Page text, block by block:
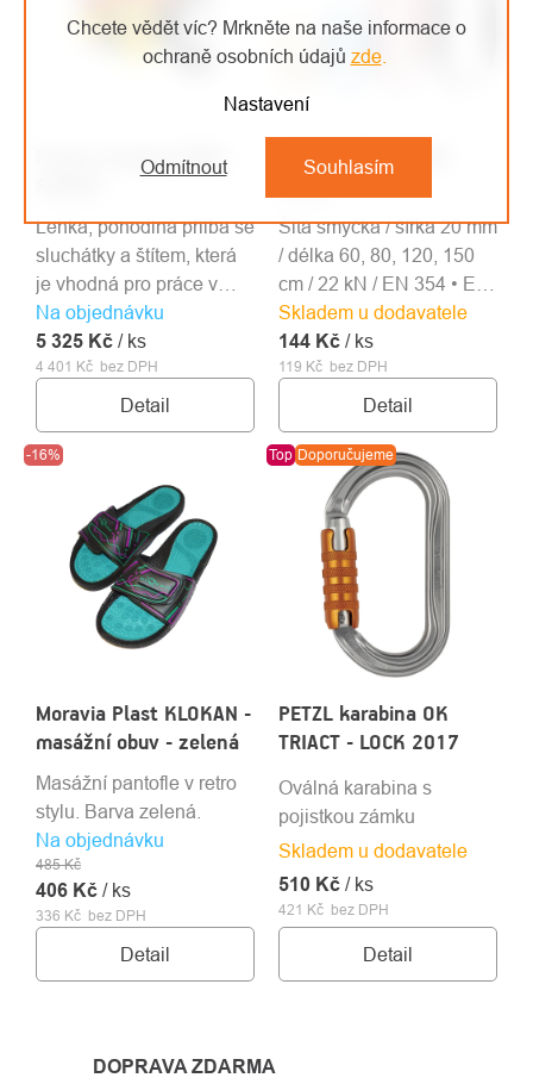
Chcete vědět víc? Mrkněte na naše informace o
ochraně osobních údajů zde.
Nastavení
Odmítnout Souhlasím
Protos Integral přilba
Na objednávku
4 401 Kč bez DPH
5 325 Kč / ks
Detail
Lehká, pohodlná přilba se
sluchátky a štítem, která
je vhodná pro práce v
lese a práce s motorovou
pilou.
Singing Rock OPEN
Skladem u dodavatele
119 Kč bez DPH
144 Kč / ks
Detail
Šitá smyčka / šířka 20 mm
/ délka 60, 80, 120, 150
cm / 22 kN / EN 354 • EN
566 • EN 795B
-16%
Moravia Plast KLOKAN -
masážní obuv - zelená
Na objednávku
336 Kč bez DPH
485 Kč
406 Kč / ks
Detail
Masážní pantofle v retro
stylu. Barva zelená.
Top Doporučujeme
PETZL karabina OK
TRIACT - LOCK 2017
Skladem u dodavatele
421 Kč bez DPH
510 Kč / ks
Detail
Oválná karabina s
pojistkou zámku
DOPRAVA ZDARMA